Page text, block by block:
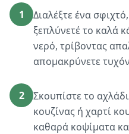
1
Διαλέξτε ένα
ξεπλύνετέ το καλά
νερό, τρίβοντας
απομακρύνετε
2
Σκουπίστε το
κουζίνας ή χαρτί
καθαρά κοψίματα